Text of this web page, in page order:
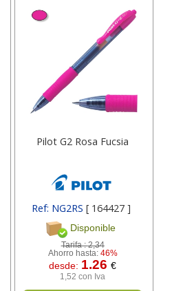
Pilot G2 Rosa Fucsia
Ref: NG2RS [ 164427 ]
Disponible
Tarifa :2,34
Ahorro hasta: 46%
desde: 1.26€
1,52 con Iva